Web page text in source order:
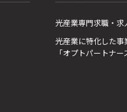
光産業専門求職・求
光産業に特化した
「オプトパートナー